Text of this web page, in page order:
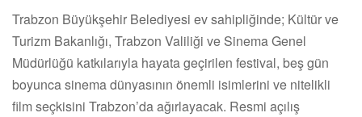
Trabzon Büyükşehir Belediyesi ev sahipliğinde; Kültür ve
Turizm Bakanlığı, Trabzon Valiliği ve Sinema Genel
Müdürlüğü katkılarıyla hayata geçirilen festival, beş gün
boyunca sinema dünyasının önemli isimlerini ve nitelikli
film seçkisini Trabzon’da ağırlayacak. Resmi açılış